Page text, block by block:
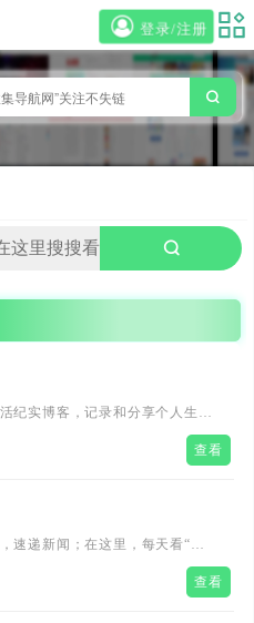
登录/注册
纪实博客，记录和分享个人生
点点滴滴，及推广和展示中国绿
薛主机7折优惠码boke112及阿里
查看
速递新闻；在这里，每天看“有
成为中国报道摄影师成长平台。
，感知世界。品牌栏目有《看查看